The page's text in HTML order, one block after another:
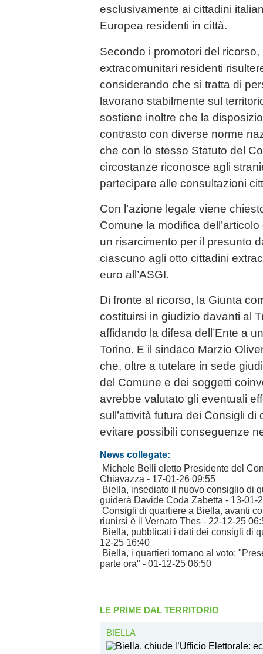
esclusivamente ai cittadini
Europea residenti in città.
Secondo i promotori del ricorso,
extracomunitari residenti
considerando che si tratta di
lavorano stabilmente sul
sostiene inoltre che la
contrasto con diverse norme
che con lo stesso Statuto del
circostanze riconosce agli
partecipare alle consultazioni
Con l’azione legale viene
Comune la modifica
un risarcimento per il presunto
ciascuno agli otto cittadini
euro all’ASGI.
Di fronte al ricorso, la Giunta
costituirsi in giudizio davanti al
affidando la difesa dell’Ente a
Torino. E il sindaco Marzio
che, oltre a tutelare in sede
del Comune e dei soggetti
avrebbe valutato gli eventuali
sull’attività futura dei Consigli di
evitare possibili conseguenze
News collegate:
Michele Belli eletto Presidente del
Chiavazza - 17-01-26 09:55
Biella, insediato il nuovo consiglio di
guiderà Davide Coda Zabetta - 13-01-
Consigli di quartiere a Biella, avanti
riunirsi è il Vernato Thes - 22-12-25
Biella, pubblicati i dati dei consigli di
12-25 16:40
Biella, i quartieri tornano al voto:
parte ora" - 01-12-25 06:50
LE PRIME DAL TERRITORIO
BIELLA